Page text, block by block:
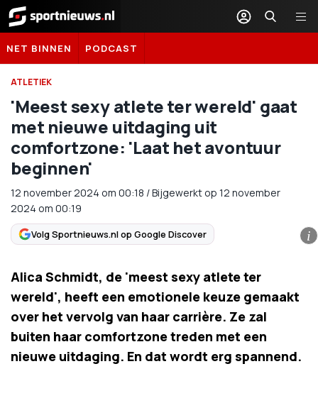
Sportnieuws.nl
NET BINNEN PODCAST
ATLETIEK
'Meest sexy atlete ter wereld' gaat
met nieuwe uitdaging uit
comfortzone: 'Laat het avontuur
beginnen'
12 november 2024 om 00:18 /Bijgewerkt op 12 november
2024 om 00:19
Volg Sportnieuws.nl op Google Discover i
Alica Schmidt, de 'meest sexy atlete ter
wereld', heeft een emotionele keuze gemaakt
over het vervolg van haar carrière. Ze zal
buiten haar comfortzone treden met een
nieuwe uitdaging. En dat wordt erg spannend.